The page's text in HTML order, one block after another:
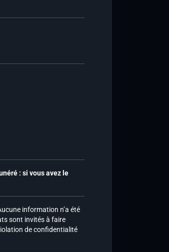
: si vous avez le
information n’a été
sont invités à faire
de confidentialité